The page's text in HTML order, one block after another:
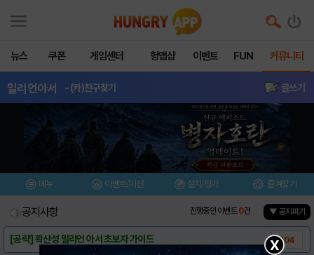
뉴스 쿠폰 게임센터 헝앱샵 이벤트 FUN 커뮤니티
밀리언아서 - (카)친구찾기 글쓰기
메뉴 이벤트/미션 설치/평가 즐겨찾기
공지사항 진행중인 이벤트0건 ▼ 공지펴기
[공략] 확산성 밀리언 아서 초보자 가이드 104
X